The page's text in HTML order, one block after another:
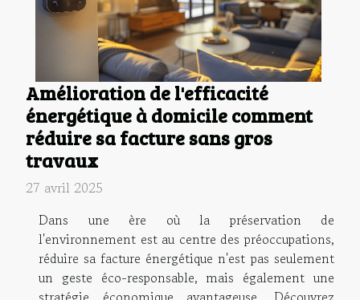
Amélioration de l'efficacité
énergétique à domicile comment
réduire sa facture sans gros
travaux
27 avril 2025
Dans une ère où la préservation de
l'environnement est au centre des préoccupations,
réduire sa facture énergétique n'est pas seulement
un geste éco-responsable, mais également une